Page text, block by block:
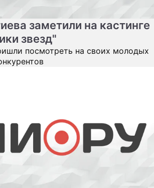
заметили на кастинге
звезд"
посмотреть на своих молодых